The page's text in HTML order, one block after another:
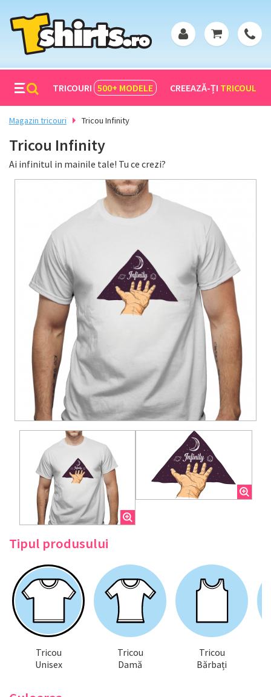
TRICOURI 500+ MODELE CREEAZĂ-ȚI TRICOUL
Magazin tricouri Tricou Infinity
Tricou Infinity
Ai infinitul in mainile tale! Tu ce crezi?
Tipul produsului
Tricou
Unisex
Tricou
Damă
Tricou
Bărbați